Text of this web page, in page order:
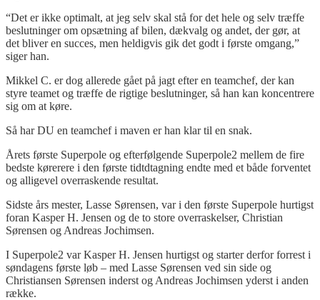
“Det er ikke optimalt, at jeg selv skal stå for det hele og selv træffe
beslutninger om opsætning af bilen, dækvalg og andet, der gør, at
det bliver en succes, men heldigvis gik det godt i første omgang,”
siger han.
Mikkel C. er dog allerede gået på jagt efter en teamchef, der kan
styre teamet og træffe de rigtige beslutninger, så han kan koncentrere
sig om at køre.
Så har DU en teamchef i maven er han klar til en snak.
Årets første Superpole og efterfølgende Superpole2 mellem de fire
bedste kørerere i den første tidtdtagning endte med et både forventet
og alligevel overraskende resultat.
Sidste års mester, Lasse Sørensen, var i den første Superpole hurtigst
foran Kasper H. Jensen og de to store overraskelser, Christian
Sørensen og Andreas Jochimsen.
I Superpole2 var Kasper H. Jensen hurtigst og starter derfor forrest i
søndagens første løb – med Lasse Sørensen ved sin side og
Christiansen Sørensen inderst og Andreas Jochimsen yderst i anden
række.